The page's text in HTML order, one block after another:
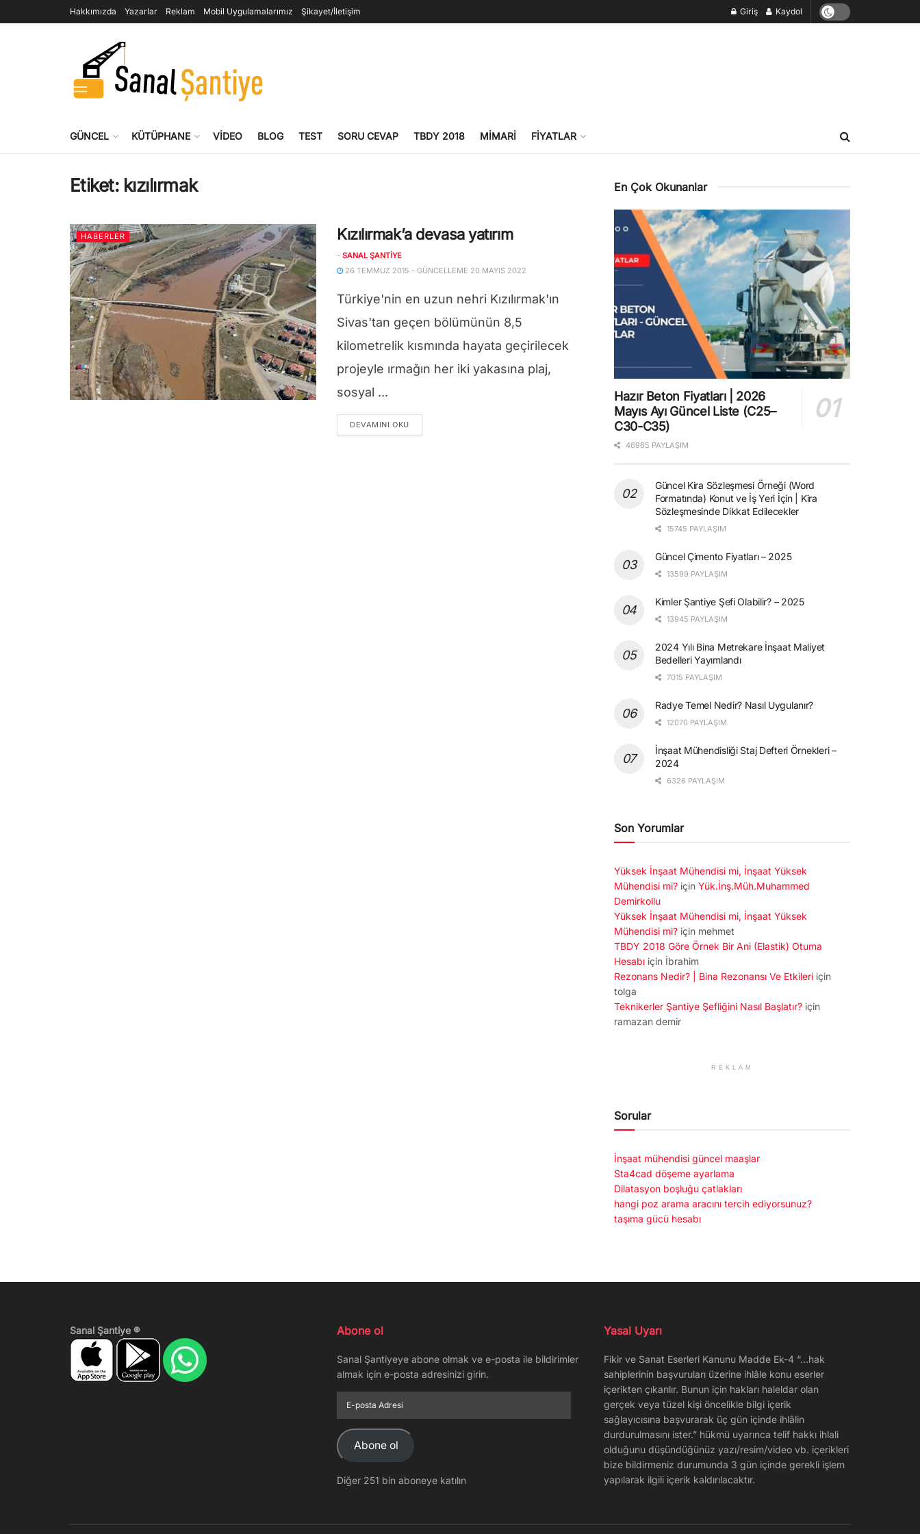
Hakkımızda Yazarlar Reklam Mobil Uygulamalarımız Şikayet/İletişim Giriş Kaydol
GÜNCEL KÜTÜPHANE VIDEO BLOG TEST SORU CEVAP TBDY 2018 MIMARI FIYATLAR
Etiket: kızılırmak
HABERLER Kızılırmak’a devasa yatırım
- SANAL ŞANTIYE
26 TEMMUZ 2015 - GÜNCELLEME 20 MAYIS 2022
Türkiye'nin en uzun nehri Kızılırmak'ın
Sivas'tan geçen bölümünün 8,5
kilometrelik kısmında hayata geçirilecek
projeyle ırmağın her iki yakasına plaj,
sosyal ...
DEVAMINI OKUDETAILS
En Çok Okunanlar
Hazır Beton Fiyatları | 2026
Mayıs Ayı Güncel Liste (C25–
C30-C35)
46965 PAYLAŞIM
Güncel Kira Sözleşmesi Örneği (Word
Formatında) Konut ve İş Yeri İçin | Kira
Sözleşmesinde Dikkat Edilecekler
15745 PAYLAŞIM
Güncel Çimento Fiyatları – 2025
13599 PAYLAŞIM
Kimler Şantiye Şefi Olabilir? – 2025
13945 PAYLAŞIM
2024 Yılı Bina Metrekare İnşaat Maliyet
Bedelleri Yayımlandı
7015 PAYLAŞIM
Radye Temel Nedir? Nasıl Uygulanır?
12070 PAYLAŞIM
İnşaat Mühendisliği Staj Defteri Örnekleri –
2024
6326 PAYLAŞIM
Son Yorumlar
Yüksek İnşaat Mühendisi mi, İnşaat Yüksek
Mühendisi mi? için Yük.İnş.Müh.Muhammed
Demirkollu
Yüksek İnşaat Mühendisi mi, İnşaat Yüksek
Mühendisi mi? için mehmet
TBDY 2018 Göre Örnek Bir Ani (Elastik) Otuma
Hesabı için İbrahim
Rezonans Nedir? | Bina Rezonansı Ve Etkileri için
tolga
Teknikerler Şantiye Şefliğini Nasıl Başlatır? için
ramazan demir
REKLAM
Sorular
İnşaat mühendisi güncel maaşlar
Sta4cad döşeme ayarlama
Dilatasyon boşluğu çatlakları
hangi poz arama aracını tercih ediyorsunuz?
taşıma gücü hesabı
Sanal Şantiye ® Abone ol
Sanal Şantiyeye abone olmak ve e-posta ile bildirimler
almak için e-posta adresinizi girin.
posta
Adresi
Abone ol
Diğer 251 bin aboneye katılın
Yasal Uyarı
Fikir ve Sanat Eserleri Kanunu Madde Ek-4 “…hak
sahiplerinin başvuruları üzerine ihlâle konu eserler
içerikten çıkarılır. Bunun için hakları haleldar olan
gerçek veya tüzel kişi öncelikle bilgi içerik
sağlayıcısına başvurarak üç gün içinde ihlâlin
durdurulmasını ister.” hükmü uyarınca telif hakkı ihlali
olduğunu düşündüğünüz yazı/resim/video vb. içerikleri
bize bildirmeniz durumunda 3 gün içinde gerekli işlem
yapılarak ilgili içerik kaldırılacaktır.